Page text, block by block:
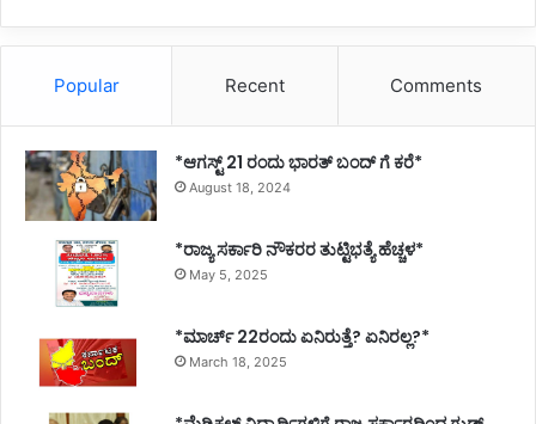
Popular Recent Comments
*ಆಗಸ್ಟ್ 21 ರಂದು ಭಾರತ್‌ ಬಂದ್‌ ಗೆ ಕರೆ*
August 18, 2024
*ರಾಜ್ಯ ಸರ್ಕಾರಿ ನೌಕರರ ತುಟ್ಟಿಭತ್ಯೆ ಹೆಚ್ಚಳ*
May 5, 2025
*ಮಾರ್ಚ್ 22ರಂದು ಏನಿರುತ್ತೆ? ಏನಿರಲ್ಲ?*
March 18, 2025